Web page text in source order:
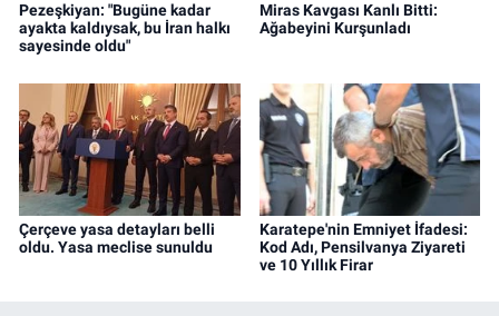
Pezeşkiyan: "Bugüne kadar
ayakta kaldıysak, bu İran halkı
sayesinde oldu"
Miras Kavgası Kanlı Bitti:
Ağabeyini Kurşunladı
Çerçeve yasa detayları belli
oldu. Yasa meclise sunuldu
Karatepe'nin Emniyet İfadesi:
Kod Adı, Pensilvanya Ziyareti
ve 10 Yıllık Firar